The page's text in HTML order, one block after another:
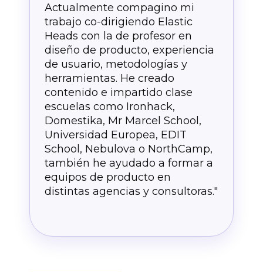
Actualmente compagino mi
trabajo co-dirigiendo Elastic
Heads con la de profesor en
diseño de producto, experiencia
de usuario, metodologías y
herramientas. He creado
contenido e impartido clase
escuelas como Ironhack,
Domestika, Mr Marcel School,
Universidad Europea, EDIT
School, Nebulova o NorthCamp,
también he ayudado a formar a
equipos de producto en
distintas agencias y consultoras."